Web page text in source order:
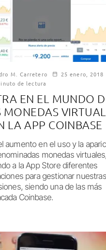
M. Carretero
25 enero, 2018
de lectura
EN EL MUNDO
MONEDAS
LA APP COINBASE
aumento en el uso y la
monedas
a la App Store diferentes
para gestionar nuestras
siendo una de las más
Coinbase.